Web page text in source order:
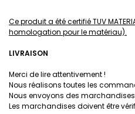
Ce produit a été certifié TUV
homologation pour le matériau).
LIVRAISON
Merci de lire attentivement !
Nous réalisons toutes les
Nous envoyons des
Les marchandises doivent être